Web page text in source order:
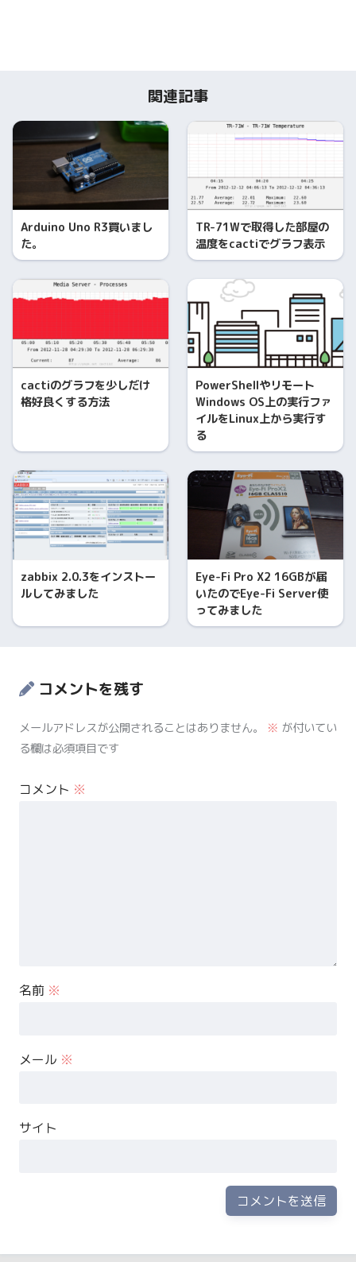
関連記事
Arduino Uno R3買いまし
た。
TR-71Wで取得した部屋の
温度をcactiでグラフ表示
cactiのグラフを少しだけ
格好良くする方法
PowerShellやリモート
Windows OS上の実行ファ
イルをLinux上から実行す
る
zabbix 2.0.3をインストー
ルしてみました
Eye-Fi Pro X2 16GBが届
いたのでEye-Fi Server使
ってみました
コメントを残す
メールアドレスが公開されることはありません。 ※ が付いてい
る欄は必須項目です
コメント ※
名前 ※
メール ※
サイト